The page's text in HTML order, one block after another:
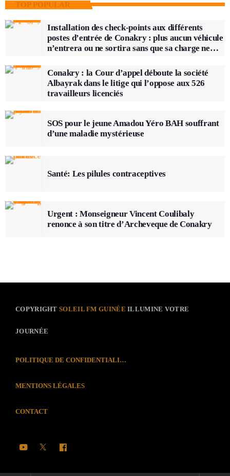
TOP POPULAR
Installation des check-points aux différents
postes d’entrée de Conakry : plus aucun véhicule
n’entrera ou ne sortira sans que sa charge ne
Conakry : la Cour d’appel déboute la société
Albayrak dans le litige qui l’oppose aux 526
travailleurs licenciés
SOS pour le jeune Amadou Yéro BAH souffrant
d’une maladie mystérieuse
Santé: Les pilules contraceptives
Urgent : Monseigneur Vincent Coulibaly
renonce à son titre d’Archeveque de Conakry
COPYRIGHTSOLEIL FM GUINÉE ILLUMINE VOTRE
JOURNÉE
POLITIQUE DE CONFIDENTIALITÉ
MENTIONS LÉGALES
CONTACT